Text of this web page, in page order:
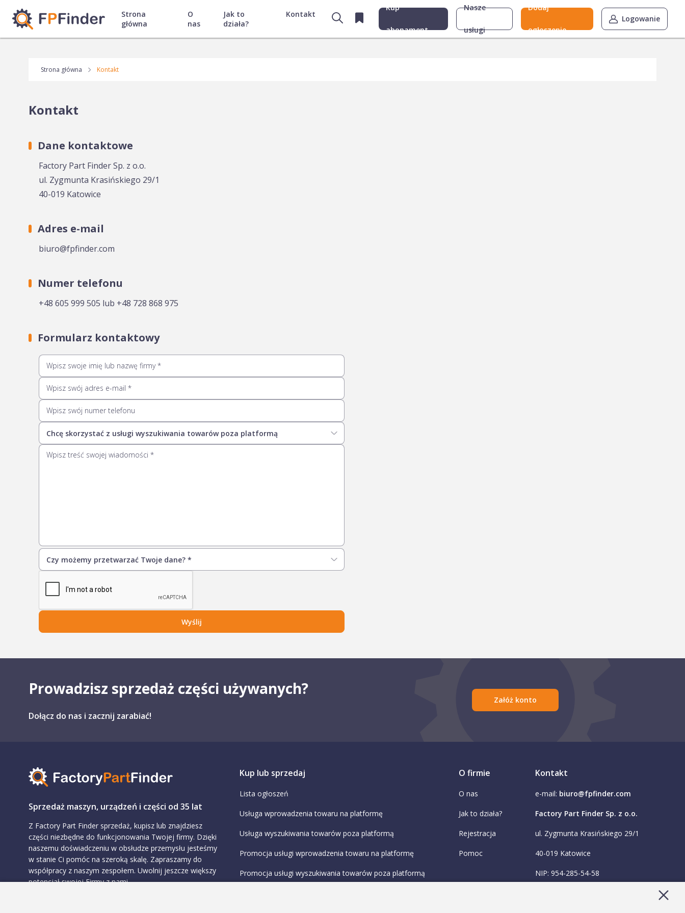
Strona
główna
O
nas
Jak to
działa?
Kontakt
Kup
abonament
Nasze
usługi
Dodaj
ogłoszenie
Logowanie
Strona główna Kontakt
Kontakt
Dane kontaktowe
Factory Part Finder Sp. z o.o.
ul. Zygmunta Krasińskiego 29/1
40-019 Katowice
Adres e-mail
biuro@fpfinder.com
Numer telefonu
+48 605 999 505 lub +48 728 868 975
Formularz kontaktowy
Wyślij
Prowadzisz sprzedaż części używanych?
Dołącz do nas i zacznij zarabiać!
Załóż konto
Sprzedaż maszyn, urządzeń i części od 35 lat
Z Factory Part Finder sprzedaż, kupisz lub znajdziesz
części niezbędne do funkcjonowania Twojej firmy. Dzięki
naszemu doświadczeniu w obsłudze przemysłu jesteśmy
w stanie Ci pomóc na szeroką skalę. Zapraszamy do
współpracy z naszym zespołem. Uwolnij jeszcze większy
potencjał swojej Firmy z nami.
Kup lub sprzedaj
Lista ogłoszeń
Usługa wprowadzenia towaru na platformę
Usługa wyszukiwania towarów poza platformą
Promocja usługi wprowadzenia towaru na platformę
Promocja usługi wyszukiwania towarów poza platformą
O firmie
O nas
Jak to działa?
Rejestracja
Pomoc
Kontakt
e-mail: biuro@fpfinder.com
Factory Part Finder Sp. z o.o.
ul. Zygmunta Krasińskiego 29/1
40-019 Katowice
NIP: 954-285-54-58